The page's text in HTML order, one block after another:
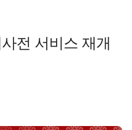
전 서비스 재개